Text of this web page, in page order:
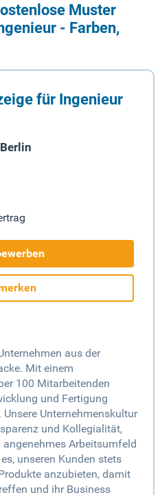
Muster
- Farben,
für Ingenieur
aus der
Mit einem
100 Mitarbeitenden
und Fertigung
Unternehmenskultur
und Kollegialität,
Arbeitsumfeld
unseren Kunden stets
anzubieten, damit
und ihr Business